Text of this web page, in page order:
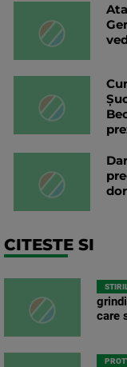
CITESTE SI
care